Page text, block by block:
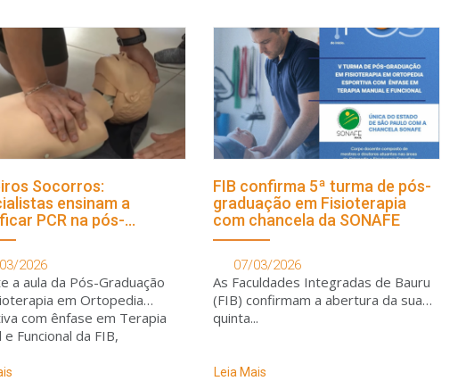
Socorros:
ensinam a
PCR na pós-
da FIB
2026
a aula da Pós-Graduação
em Ortopedia
com ênfase em Terapia
e Funcional da FIB,
socorros para ensinar o
FIB confirma 5ª turma de pós-
graduação em Fisioterapia
com chancela da SONAFE
07/03/2026
As Faculdades Integradas de Bauru
(FIB) confirmam a abertura da sua
quinta...
Leia Mais